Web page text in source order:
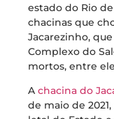
estado do Rio
chacinas que
Jacarezinho,
Complexo do
mortos, entre
A chacina do
de maio de